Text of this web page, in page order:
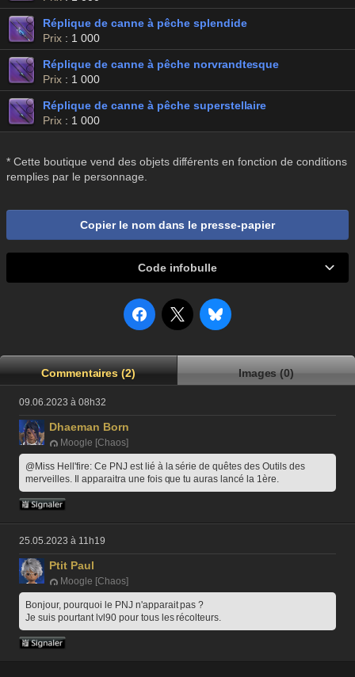
Réplique de canne à pêche splendide
Prix: 1 000
Réplique de canne à pêche norvrandtesque
Prix: 1 000
Réplique de canne à pêche superstellaire
Prix: 1 000
* Cette boutique vend des objets différents en fonction de conditions
remplies par le personnage.
Copier le nom dans le presse-papier
Code infobulle
Commentaires (2) Images (0)
09.06.2023 à 08h32
Dhaeman Born
Moogle [Chaos]
@Miss Hell'fire: Ce PNJ est lié à la série de quêtes des Outils des
merveilles. Il apparaitra une fois que tu auras lancé la 1ère.
25.05.2023 à 11h19
Ptit Paul
Moogle [Chaos]
Bonjour, pourquoi le PNJ n'apparait pas ?
Je suis pourtant lvl90 pour tous les récolteurs.